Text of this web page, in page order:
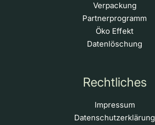
Verpackung
Partnerprogramm
Öko Effekt
Datenlöschung
Rechtliches
Impressum
Datenschutzerklärung